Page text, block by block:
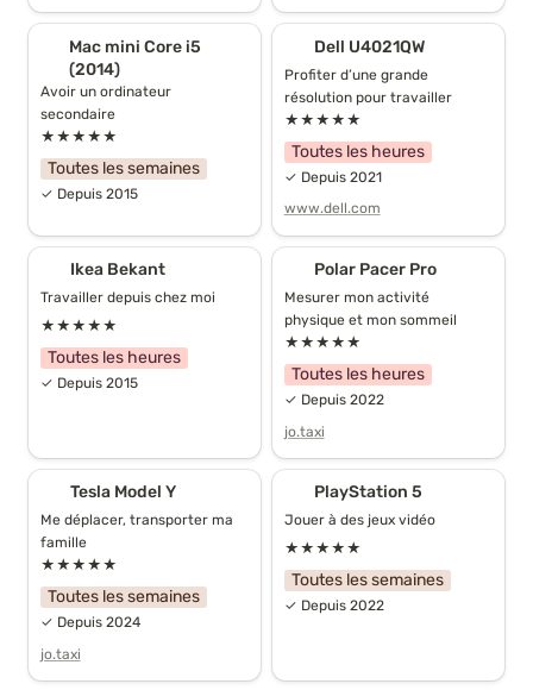
Mac mini Core i5 (2014)
Mac mini Core i5
(2014)
Avoir un ordinateur
secondaire
★★★★★
Toutes les semaines
✓ Depuis 2015
Dell U4021QW
Dell U4021QW
Profiter d’une grande
résolution pour travailler
★★★★★
Toutes les heures
✓ Depuis 2021
www.dell.com
Ikea Bekant
Ikea Bekant
Travailler depuis chez moi
★★★★★
Toutes les heures
✓ Depuis 2015
Polar Pacer Pro
Polar Pacer Pro
Mesurer mon activité
physique et mon sommeil
★★★★★
Toutes les heures
✓ Depuis 2022
jo.taxi
Tesla Model Y
Tesla Model Y
Me déplacer, transporter ma
famille
★★★★★
Toutes les semaines
✓ Depuis 2024
jo.taxi
PlayStation 5
PlayStation 5
Jouer à des jeux vidéo
★★★★★
Toutes les semaines
✓ Depuis 2022